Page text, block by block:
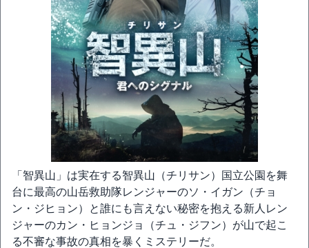
「智異山」は実在する智異山（チリサン）国立公園を舞
台に最高の山岳救助隊レンジャーのソ・イガン（チョ
ン・ジヒョン）と誰にも言えない秘密を抱える新人レン
ジャーのカン・ヒョンジョ（チュ・ジフン）が山で起こ
る不審な事故の真相を暴くミステリーだ。